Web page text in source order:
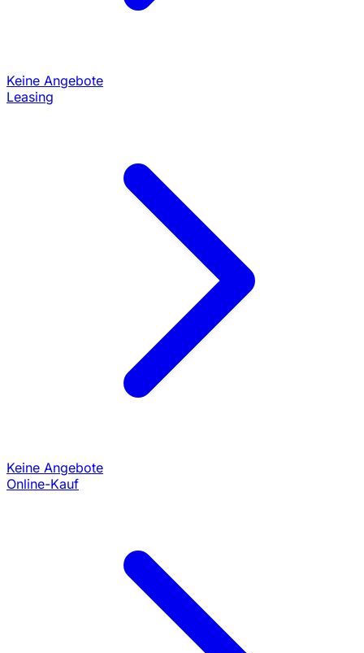
Keine Angebote
Leasing
Keine Angebote
Online-Kauf